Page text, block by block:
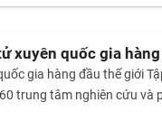
xuyên quốc gia
gia hàng đầu thế giới
trung tâm nghiên cứu